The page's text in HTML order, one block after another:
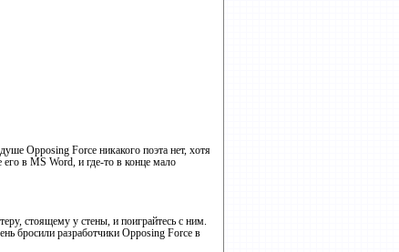
Opposing Force никакого поэта нет, хотя
в MS Word, и где-то в конце мало
стоящему у стены, и поиграйтесь с ним.
бросили разработчики Opposing Force в